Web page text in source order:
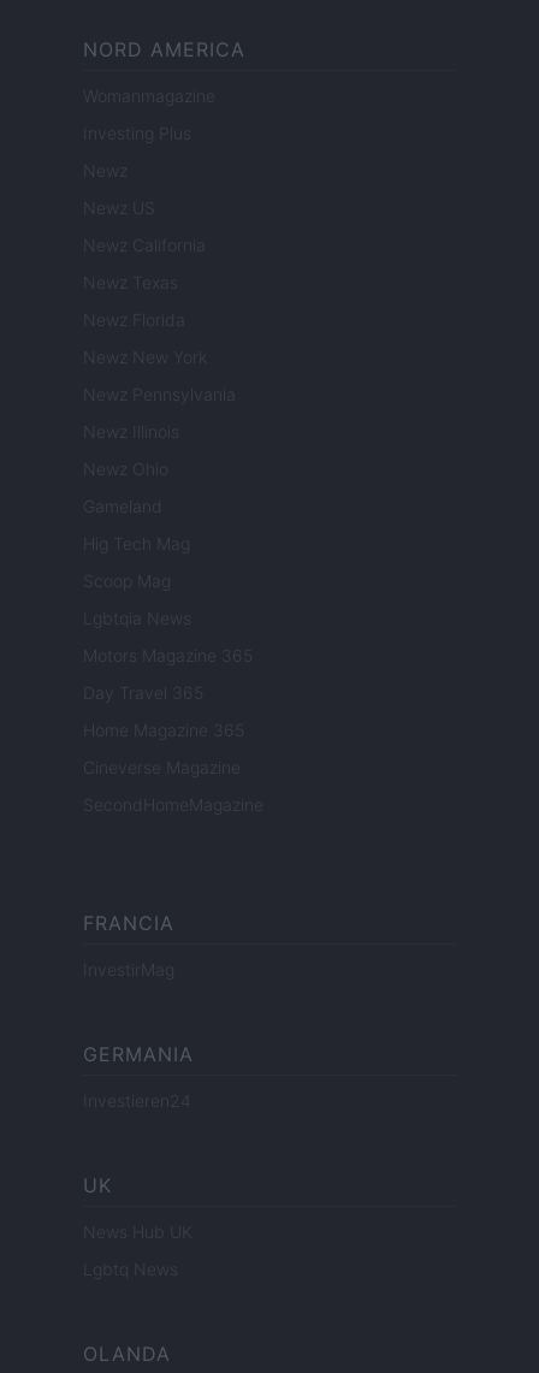
NORD AMERICA
Womanmagazine
Investing Plus
Newz
Newz US
Newz California
Newz Texas
Newz Florida
Newz New York
Newz Pennsylvania
Newz Illinois
Newz Ohio
Gameland
Hig Tech Mag
Scoop Mag
Lgbtqia News
Motors Magazine 365
Day Travel 365
Home Magazine 365
Cineverse Magazine
SecondHomeMagazine
FRANCIA
InvestirMag
GERMANIA
Investieren24
UK
News Hub UK
Lgbtq News
OLANDA